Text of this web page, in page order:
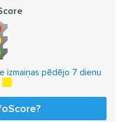
izmaiņas pēdējo 7 dienu